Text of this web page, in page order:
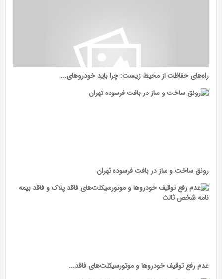
راه‌های حفاظت از محیط زیست: چرا باید خودروهای...
رونق ساخت و ساز در بافت فرسوده تهران
عدم رفع توقیف خودرو‌ها و موتورسیکلت‌های فاقد...